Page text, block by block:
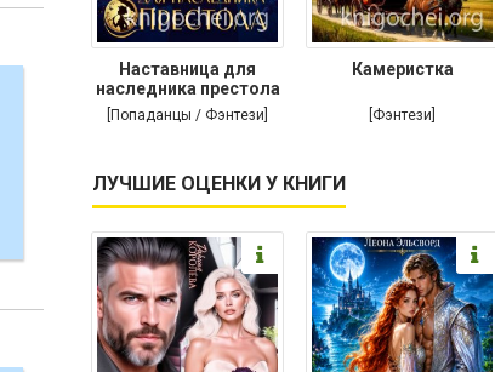
Наставница для
наследника престола
[Попаданцы / Фэнтези]
Камеристка
[Фэнтези]
ЛУЧШИЕ ОЦЕНКИ У КНИГИ